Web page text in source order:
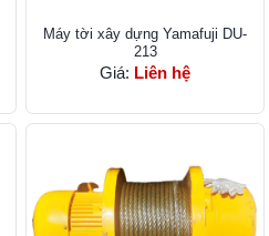
Máy tời xây dựng Yamafuji DU-
213
Giá: Liên hệ